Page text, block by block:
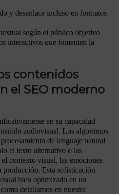
y desenlace incluso en formatos
según el público objetivo
interactivos que fomenten la
contenidos
el SEO moderno
en su capacidad
audiovisual. Los algoritmos
de lenguaje natural
el texto alternativo o las
contexto visual, las emociones
producción. Esta sofisticación
bien optimizado en un
detallamos en nuestra